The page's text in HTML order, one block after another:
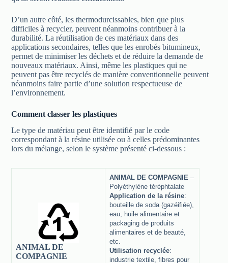
D’un autre côté, les thermodurcissables, bien que plus
difficiles à recycler, peuvent néanmoins contribuer à la
durabilité. La réutilisation de ces matériaux dans des
applications secondaires, telles que les enrobés bitumineux,
permet de minimiser les déchets et de réduire la demande de
nouveaux matériaux. Ainsi, même les plastiques qui ne
peuvent pas être recyclés de manière conventionnelle peuvent
néanmoins faire partie d’une solution respectueuse de
l’environnement.
Comment classer les plastiques
Le type de matériau peut être identifié par le code
correspondant à la résine utilisée ou à celles prédominantes
lors du mélange, selon le système présenté ci-dessous :
ANIMAL DE
COMPAGNIE
ANIMAL DE COMPAGNIE –
Polyéthylène téréphtalate
Application de la résine:
bouteille de soda (gazéifiée),
eau, huile alimentaire et
packaging de produits
alimentaires et de beauté,
etc.
Utilisation recyclée:
industrie textile, fibres pour